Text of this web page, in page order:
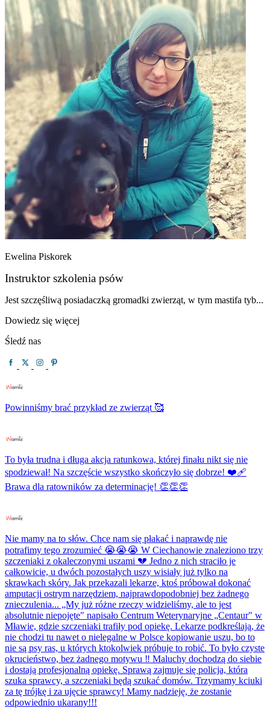
Ewelina Piskorek
Instruktor szkolenia psów
Jest szczęśliwą posiadaczką gromadki zwierząt, w tym mastifa tyb...
Dowiedz się więcej
Śledź nas
Powinniśmy brać przykład ze zwierząt 🥰
To była trudna i długa akcja ratunkowa, której finału nikt się nie
spodziewał! Na szczęście wszystko skończyło się dobrze! ❤️‍🩹
Brawa dla ratowników za determinację! 👏👏👏
Nie mamy na to słów. Chce nam się płakać i naprawdę nie
potrafimy tego zrozumieć 😭😭😭 W Ciechanowie znaleziono trzy
szczeniaki z okaleczonymi uszami 💔 Jedno z nich straciło je
całkowicie, u dwóch pozostałych uszy wisiały już tylko na
skrawkach skóry. Jak przekazali lekarze, ktoś próbował dokonać
amputacji ostrym narzędziem, najprawdopodobniej bez żadnego
znieczulenia... „My już różne rzeczy widzieliśmy, ale to jest
absolutnie niepojęte" napisało Centrum Weterynaryjne „Centaur" w
Mławie, gdzie szczeniaki trafiły pod opiekę. Lekarze podkreślają, że
nie chodzi tu nawet o nielegalne w Polsce kopiowanie uszu, bo to
nie są psy ras, u których ktokolwiek próbuje to robić. To było czyste
okrucieństwo, bez żadnego motywu ‼️ Maluchy dochodzą do siebie
i dostają profesjonalną opiekę. Sprawą zajmuje się policja, która
szuka sprawcy, a szczeniaki będą szukać domów. Trzymamy kciuki
za tę trójkę i za ujęcie sprawcy! Mamy nadzieję, że zostanie
odpowiednio ukarany!!!